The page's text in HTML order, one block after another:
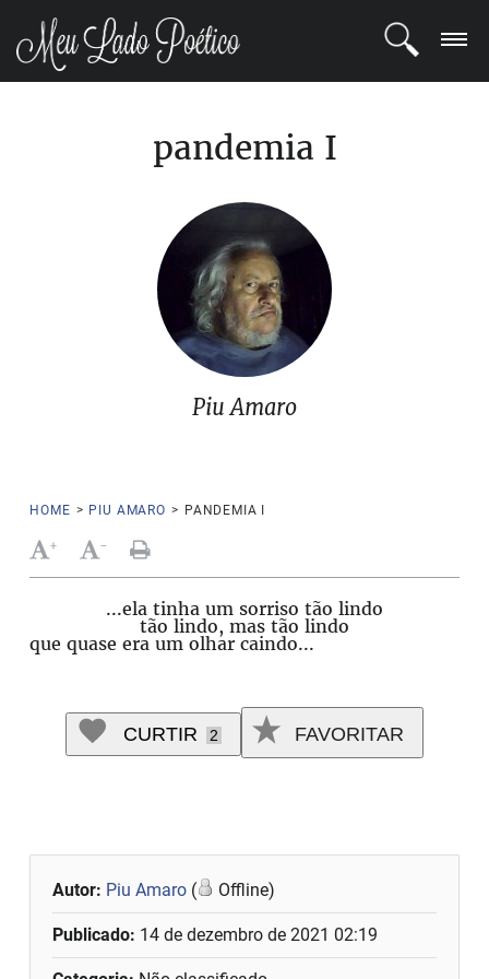
pandemia I
Piu Amaro
HOME > PIU AMARO > PANDEMIA I
+ -
...ela tinha um sorriso tão lindo
tão lindo, mas tão lindo
que quase era um olhar caindo...
CURTIR 2 FAVORITAR
Autor: Piu Amaro ( Offline)
Publicado: 14 de dezembro de 2021 02:19